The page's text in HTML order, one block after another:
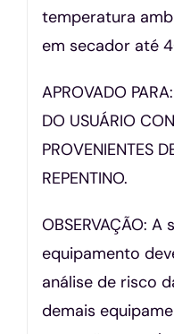
temperatura
em secador até
APROVADO
DO USUÁRIO
PROVENIENTES
REPENTINO.
OBSERVAÇÃO:
equipamento
análise de risco
demais